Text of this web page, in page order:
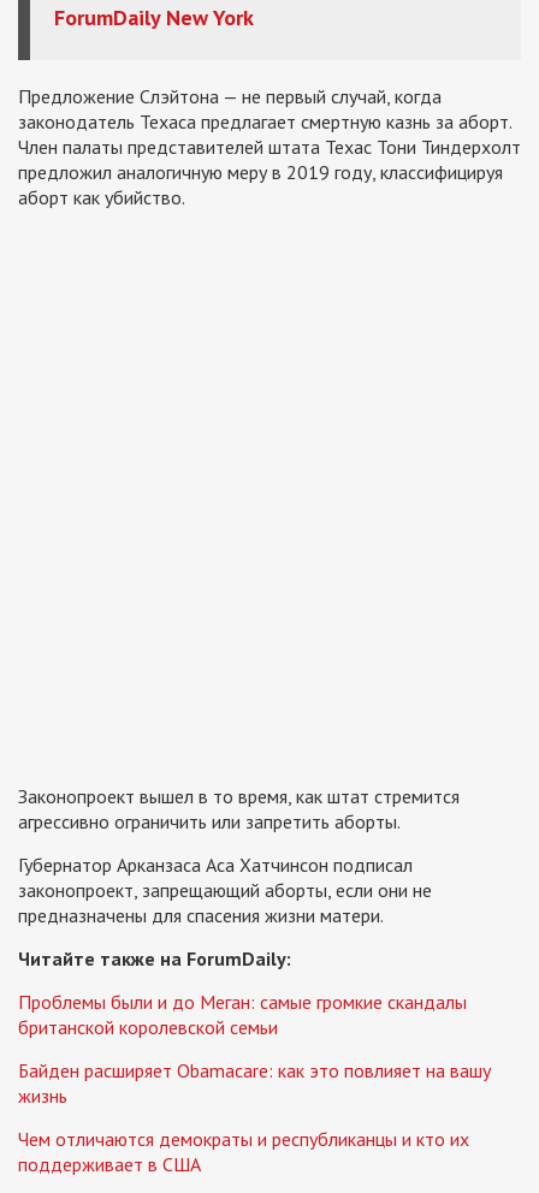
ForumDaily New York
Предложение Слэйтона — не первый случай, когда
законодатель Техаса предлагает смертную казнь за аборт.
Член палаты представителей штата Техас Тони Тиндерхолт
предложил аналогичную меру в 2019 году, классифицируя
аборт как убийство.
Законопроект вышел в то время, как штат стремится
агрессивно ограничить или запретить аборты.
Губернатор Арканзаса Аса Хатчинсон подписал
законопроект, запрещающий аборты, если они не
предназначены для спасения жизни матери.
Читайте также на ForumDaily:
Проблемы были и до Меган: самые громкие скандалы
британской королевской семьи
Байден расширяет Obamacare: как это повлияет на вашу
жизнь
Чем отличаются демократы и республиканцы и кто их
поддерживает в США